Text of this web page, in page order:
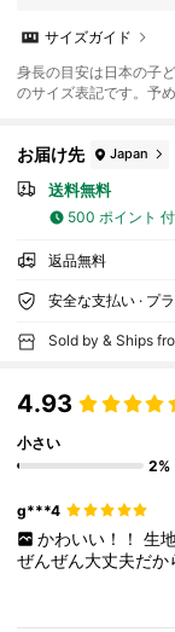
サイズガイド
身長の目安は日本の子
のサイズ表記です。予
お届け先 Japan
送料無料
500 ポイント
返品無料
安全な支払い · プ
Sold by & Ships
4.93
小さい
2%
g***4
かわいい！！ 生
ぜんぜん大丈夫だ